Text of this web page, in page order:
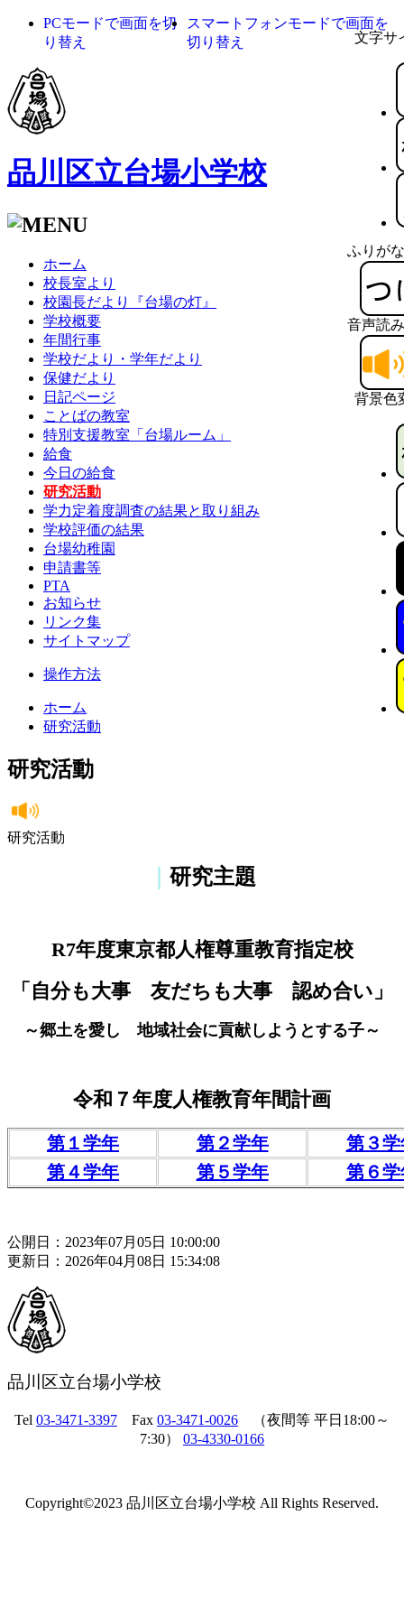
文字サ
ふりが
音声読
背景色
PCモードで画面を切
り替え
スマートフォンモードで画面を
切り替え
品川区立台場小学校
ホーム
校長室より
校園長だより『台場の灯』
学校概要
年間行事
学校だより・学年だより
保健だより
日記ページ
ことばの教室
特別支援教室「台場ルーム」
給食
今日の給食
研究活動
学力定着度調査の結果と取り組み
学校評価の結果
台場幼稚園
申請書等
PTA
お知らせ
リンク集
サイトマップ
操作方法
ホーム
研究活動
研究活動
研究活動
研究主題
R7年度東京都人権尊重教育指定校
「自分も大事 友だちも大事 認め合い」
～郷土を愛し 地域社会に貢献しようとする子～
令和７年度人権教育年間計画
第１学年 第２学年
第３学
第４学年
第５学年 第６学
公開日：2023年07月05日 10:00:00
更新日：2026年04月08日 15:34:08
品川区立台場小学校
Tel 03-3471-3397 Fax 03-3471-0026 （夜間等 平日18:00～
7:30） 03-4330-0166
Copyright©2023 品川区立台場小学校 All Rights Reserved.